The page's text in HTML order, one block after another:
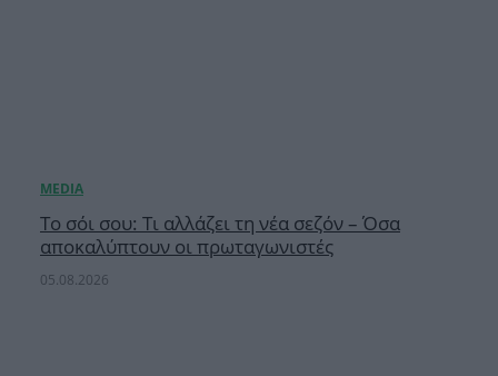
Το σόι σου: Τι αλλάζει τη νέα σεζόν – Όσα
αποκαλύπτουν οι πρωταγωνιστές
05.08.2026